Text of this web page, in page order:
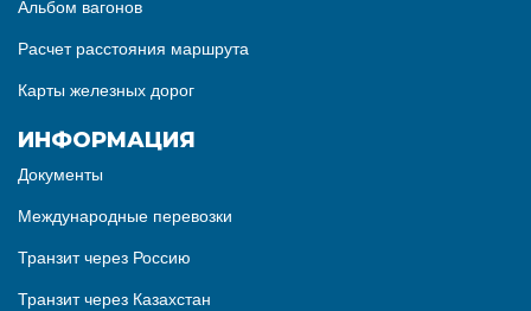
Альбом вагонов
Расчет расстояния маршрута
Карты железных дорог
ИНФОРМАЦИЯ
Документы
Международные перевозки
Транзит через Россию
Транзит через Казахстан